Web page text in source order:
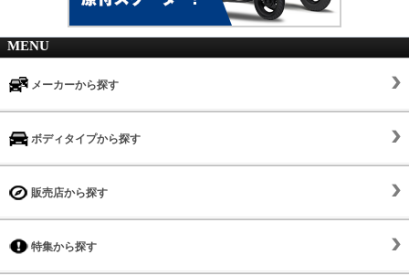
MENU
メーカーから探す
ボディタイプから探す
販売店から探す
特集から探す